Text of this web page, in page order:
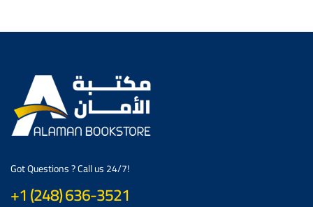
Got Questions ? Call us 24/7!
+1 (248) 636-3521